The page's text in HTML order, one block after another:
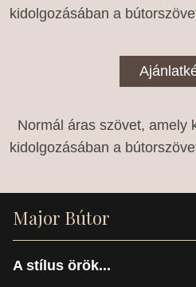
kidolgozásában a
Normál áras szövet, amely
kidolgozásában a
Major Bútor
A stílus örök...